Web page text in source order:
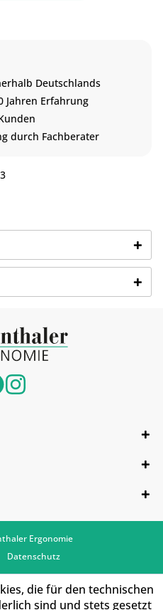
Deutschlands
Jahren Erfahrung
durch Fachberater
Ergonomie
Datenschutz
die für den technischen
sind und stets gesetzt